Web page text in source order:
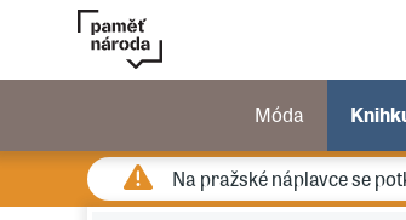
Na pražské náplavce se
Móda